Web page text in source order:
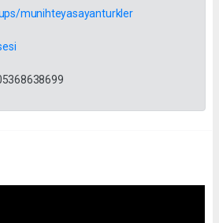
munihteyasayanturkler